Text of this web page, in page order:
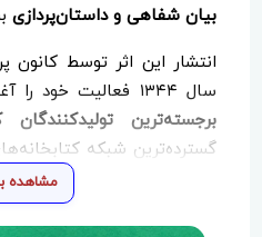
بیان شفاهی و داستان‌پردازی
انتشار این اثر توسط کانون
سال ۱۳۴۴ فعالیت خود را آغاز کرده و به‌عنوان یکی از
برجسته‌ترین
گسترده‌ترین شبکه
می‌شود ـ نشان‌دهنده‌یمشاهده